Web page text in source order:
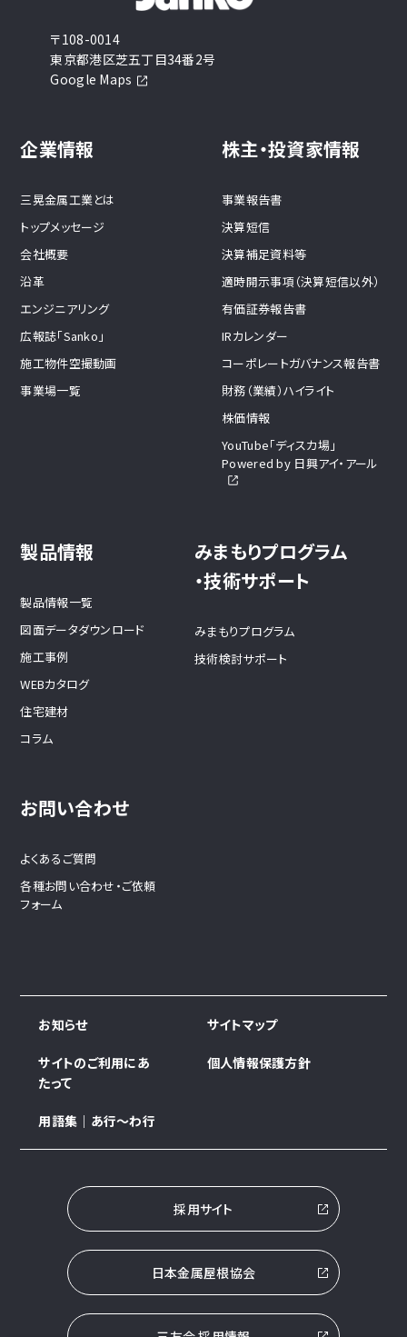
〒108-0014
東京都港区芝五丁目34番2号
Google Maps
企業情報
三晃金属工業とは
トップメッセージ
会社概要
沿革
エンジニアリング
広報誌「Sanko」
施工物件空撮動画
事業場一覧
株主・投資家情報
事業報告書
決算短信
決算補足資料等
適時開示事項（決算短信以外）
有価証券報告書
IRカレンダー
コーポレートガバナンス報告書
財務（業績）ハイライト
株価情報
YouTube「ディスカ場」
Powered by 日興アイ・アール
製品情報
製品情報一覧
図面データダウンロード
施工事例
WEBカタログ
住宅建材
コラム
みまもりプログラム
・技術サポート
みまもりプログラム
技術検討サポート
お問い合わせ
よくあるご質問
各種お問い合わせ・ご依頼
フォーム
お知らせ サイトマップ
サイトのご利用にあ
たって
個人情報保護方針
用語集｜あ行～わ行
採用サイト
日本金属屋根協会